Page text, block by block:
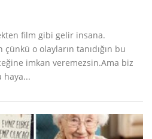
film gibi gelir insana.
çünkü o olayların tanıdığın bu
imkan veremezsin.Ama biz
haya...